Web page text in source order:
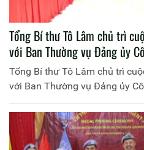
Tổng Bí thư Tô Lâm chủ trì
với Ban Thường vụ Đảng ủy
Tổng Bí thư Tô Lâm chủ trì
với Ban Thường vụ Đảng ủy